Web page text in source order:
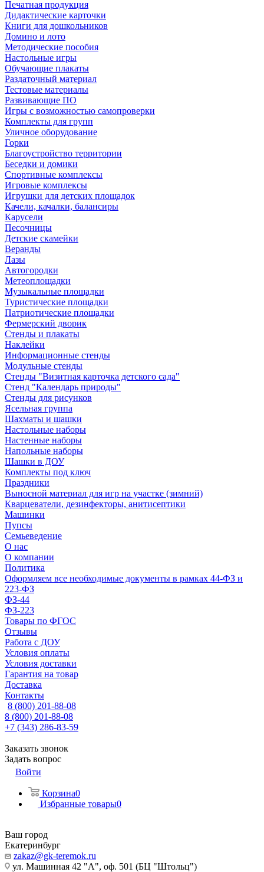
Печатная продукция
Дидактические карточки
Книги для дошкольников
Домино и лото
Методические пособия
Настольные игры
Обучающие плакаты
Раздаточный материал
Тестовые материалы
Развивающие ПО
Игры с возможностью самопроверки
Комплекты для групп
Уличное оборудование
Горки
Благоустройство территории
Беседки и домики
Спортивные комплексы
Игровые комплексы
Игрушки для детских площадок
Качели, качалки, балансиры
Карусели
Песочницы
Детские скамейки
Веранды
Лазы
Автогородки
Метеоплощадки
Музыкальные площадки
Туристические площадки
Патриотические площадки
Фермерский дворик
Стенды и плакаты
Наклейки
Информационные стенды
Модульные стенды
Стенды "Визитная карточка детского сада"
Стенд "Календарь природы"
Стенды для рисунков
Ясельная группа
Шахматы и шашки
Настольные наборы
Настенные наборы
Напольные наборы
Шашки в ДОУ
Комплекты под ключ
Праздники
Выносной материал для игр на участке (зимний)
Кварцеватели, дезинфекторы, анитисептики
Машинки
Пупсы
Семьеведение
О нас
О компании
Политика
Оформляем все необходимые документы в рамках 44-ФЗ и
223-ФЗ
ФЗ-44
ФЗ-223
Товары по ФГОС
Отзывы
Работа с ДОУ
Условия оплаты
Условия доставки
Гарантия на товар
Доставка
Контакты
8 (800) 201-88-08
8 (800) 201-88-08
+7 (343) 286-83-59
Заказать звонок
Задать вопрос
Войти
Корзина0
Избранные товары0
Ваш город
Екатеринбург
zakaz@gk-teremok.ru
ул. Машинная 42 "А", оф. 501 (БЦ "Штольц")